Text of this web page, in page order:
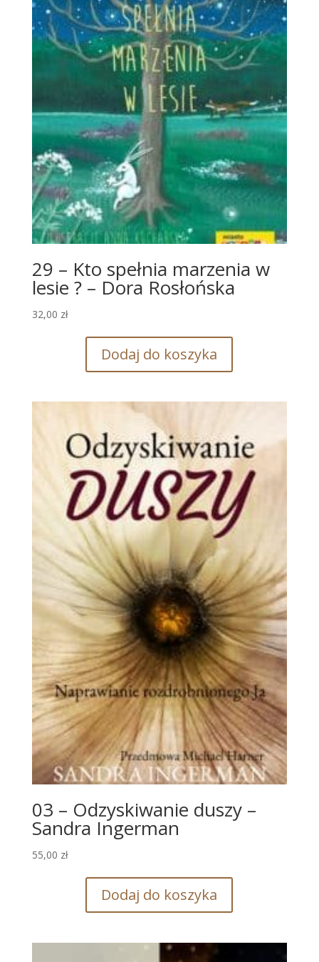
29 – Kto spełnia marzenia w
lesie ? – Dora Rosłońska
32,00 zł
Dodaj do koszyka
03 – Odzyskiwanie duszy –
Sandra Ingerman
55,00 zł
Dodaj do koszyka